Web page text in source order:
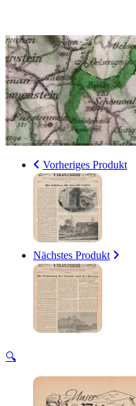
Vorheriges Produkt
Nächstes Produkt
🔍